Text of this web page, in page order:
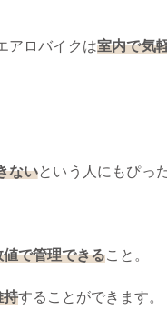
アロバイクは室内で気
ないという人にもぴっ
値で管理できること。
持することができます。